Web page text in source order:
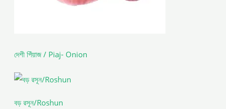
দেশী পিঁয়াজ / Piaj- Onion
বড় রসূন/Roshun